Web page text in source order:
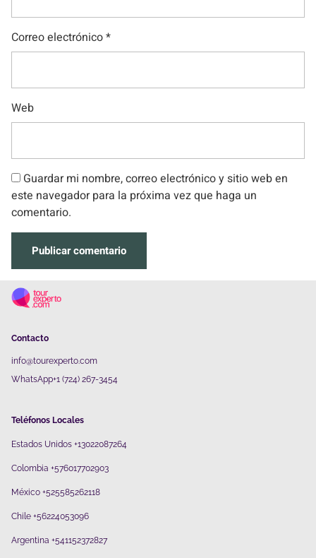
Correo electrónico*
Web
Guardar mi nombre, correo electrónico y sitio web en
este navegador para la próxima vez que haga un
comentario.
Contacto
info@tourexperto.com
WhatsApp+1 (724) 267-3454
Teléfonos Locales
Estados Unidos +13022087264
Colombia +576017702903
México +525585262118
Chile +56224053096
Argentina +541152372827